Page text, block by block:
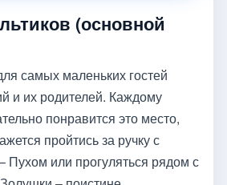
(основной
самых маленьких гостей
и их родителей. Каждому
понравится это место,
пройтись за ручку с
или прогуляться рядом с